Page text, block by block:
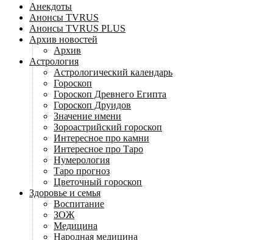
Анекдоты
Анонсы TVRUS
Анонсы TVRUS PLUS
Архив новостей
Архив
Астрология
Астрологический календарь
Гороскоп
Гороскоп Древнего Египта
Гороскоп Друидов
Значение имени
Зороастрийский гороскоп
Интересное про камни
Интересное про Таро
Нумерология
Таро прогноз
Цветочный гороскоп
Здоровье и семья
Воспитание
ЗОЖ
Медицина
Народная медицина